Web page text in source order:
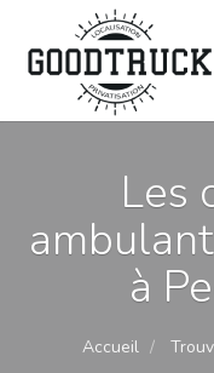
Les
à
Accueil